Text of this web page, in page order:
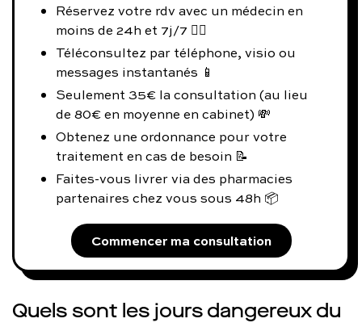
Réservez votre rdv avec un médecin en
moins de 24h et 7j/7 👨‍⚕️
Téléconsultez par téléphone, visio ou
messages instantanés 📱
Seulement 35€ la consultation (au lieu
de 80€ en moyenne en cabinet) 💸
Obtenez une ordonnance pour votre
traitement en cas de besoin 📝
Faites-vous livrer via des pharmacies
partenaires chez vous sous 48h 📦
Commencer ma consultation
Quels sont les jours dangereux du